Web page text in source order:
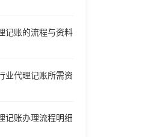
记账的流程与资料
业代理记账所需资
记账办理流程明细